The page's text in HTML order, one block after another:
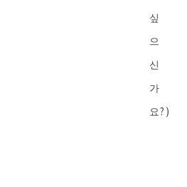
싶
으
신
가
요?)